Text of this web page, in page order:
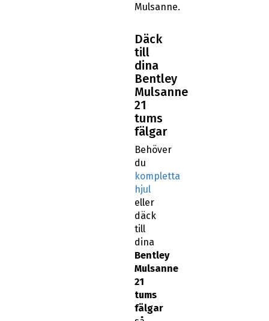
Mulsanne.
Däck
till
dina
Bentley
Mulsanne
21
tums
fälgar
Behöver
du
kompletta
hjul
eller
däck
till
dina
Bentley
Mulsanne
21
tums
fälgar